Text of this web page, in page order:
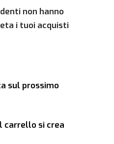
non hanno
i tuoi acquisti
sul prossimo
carrello si crea